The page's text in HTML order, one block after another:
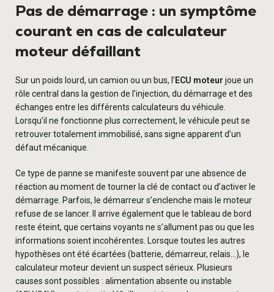
Pas de démarrage : un symptôme
courant en cas de calculateur
moteur défaillant
Sur un poids lourd, un camion ou un bus, l’ECU moteur joue un
rôle central dans la gestion de l’injection, du démarrage et des
échanges entre les différents calculateurs du véhicule.
Lorsqu’il ne fonctionne plus correctement, le véhicule peut se
retrouver totalement immobilisé, sans signe apparent d’un
défaut mécanique.
Ce type de panne se manifeste souvent par une absence de
réaction au moment de tourner la clé de contact ou d’activer le
démarrage. Parfois, le démarreur s’enclenche mais le moteur
refuse de se lancer. Il arrive également que le tableau de bord
reste éteint, que certains voyants ne s’allument pas ou que les
informations soient incohérentes. Lorsque toutes les autres
hypothèses ont été écartées (batterie, démarreur, relais…), le
calculateur moteur devient un suspect sérieux. Plusieurs
causes sont possibles : alimentation absente ou instable